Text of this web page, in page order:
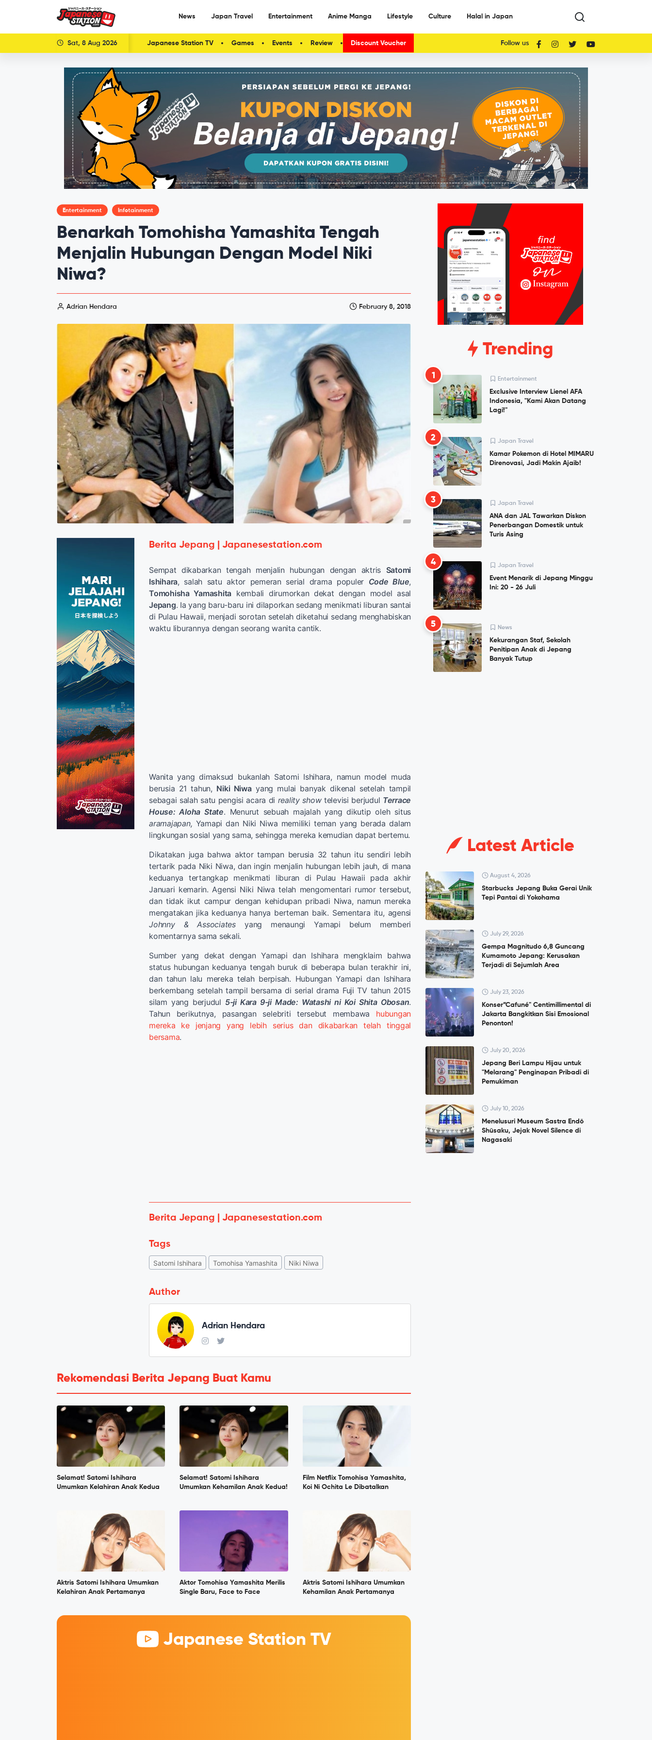
News Japan Travel Entertainment Anime Manga Lifestyle Culture Halal in Japan
Sat, 8 Aug 2026 Japanese Station TV Games Events Review Discount Voucher Follow us
Entertainment Infotainment
Benarkah Tomohisha Yamashita Tengah
Menjalin Hubungan Dengan Model Niki
Niwa?
Adrian Hendara February 8, 2018
Berita Jepang | Japanesestation.com
Sempat dikabarkan tengah menjalin hubungan dengan aktris Satomi
Ishihara, salah satu aktor pemeran serial drama populer Code Blue,
Tomohisha Yamashita kembali dirumorkan dekat dengan model asal
Jepang. Ia yang baru-baru ini dilaporkan sedang menikmati liburan santai
di Pulau Hawaii, menjadi sorotan setelah diketahui sedang menghabiskan
waktu liburannya dengan seorang wanita cantik.
Wanita yang dimaksud bukanlah Satomi Ishihara, namun model muda
berusia 21 tahun, Niki Niwayang mulai banyak dikenal setelah tampil
sebagai salah satu pengisi acara di reality showtelevisi berjudul Terrace
House: Aloha State. Menurut sebuah majalah yang dikutip oleh situs
aramajapan, Yamapi dan Niki Niwa memiliki teman yang berada dalam
lingkungan sosial yang sama, sehingga mereka kemudian dapat bertemu.
Dikatakan juga bahwa aktor tampan berusia 32 tahun itu sendiri lebih
tertarik pada Niki Niwa, dan ingin menjalin hubungan lebih jauh, di mana
keduanya tertangkap menikmati liburan di Pulau Hawaii pada akhir
Januari kemarin. Agensi Niki Niwa telah mengomentari rumor tersebut,
dan tidak ikut campur dengan kehidupan pribadi Niwa, namun mereka
mengatakan jika keduanya hanya berteman baik. Sementara itu, agensi
Johnny & Associatesyang menaungi Yamapi belum memberi
komentarnya sama sekali.
Sumber yang dekat dengan Yamapi dan Ishihara mengklaim bahwa
status hubungan keduanya tengah buruk di beberapa bulan terakhir ini,
dan tahun lalu mereka telah berpisah. Hubungan Yamapi dan Ishihara
berkembang setelah tampil bersama di serial drama Fuji TV tahun 2015
silam yang berjudul 5-ji Kara 9-ji Made: Watashi ni Koi Shita Obosan.
Tahun berikutnya, pasangan selebriti tersebut membawa hubungan
mereka ke jenjang yang lebih serius dan dikabarkan telah tinggal
bersama.
Berita Jepang | Japanesestation.com
Tags
Satomi Ishihara Tomohisa Yamashita Niki Niwa
Author
Adrian Hendara
Rekomendasi Berita Jepang Buat Kamu
Selamat! Satomi Ishihara
Umumkan Kelahiran Anak Kedua
Selamat! Satomi Ishihara
Umumkan Kehamilan Anak Kedua!
Film Netflix Tomohisa Yamashita,
Koi Ni Ochita Le Dibatalkan
Aktris Satomi Ishihara Umumkan
Kelahiran Anak Pertamanya
Aktor Tomohisa Yamashita Merilis
Single Baru, Face to Face
Aktris Satomi Ishihara Umumkan
Kehamilan Anak Pertamanya
Japanese Station TV
Trending
1 Entertainment
Exclusive Interview Lienel AFA
Indonesia, "Kami Akan Datang
Lagi!"
2 Japan Travel
Kamar Pokemon di Hotel MIMARU
Direnovasi, Jadi Makin Ajaib!
3 Japan Travel
ANA dan JAL Tawarkan Diskon
Penerbangan Domestik untuk
Turis Asing
4 Japan Travel
Event Menarik di Jepang Minggu
Ini: 20 - 26 Juli
5 News
Kekurangan Staf, Sekolah
Penitipan Anak di Jepang
Banyak Tutup
Latest Article
August 4, 2026
Starbucks Jepang Buka Gerai Unik
Tepi Pantai di Yokohama
July 29, 2026
Gempa Magnitudo 6,8 Guncang
Kumamoto Jepang: Kerusakan
Terjadi di Sejumlah Area
July 23, 2026
Konser”Cafuné" Centimillimental di
Jakarta Bangkitkan Sisi Emosional
Penonton!
July 20, 2026
Jepang Beri Lampu Hijau untuk
"Melarang" Penginapan Pribadi di
Pemukiman
July 10, 2026
Menelusuri Museum Sastra Endō
Shūsaku, Jejak Novel Silence di
Nagasaki